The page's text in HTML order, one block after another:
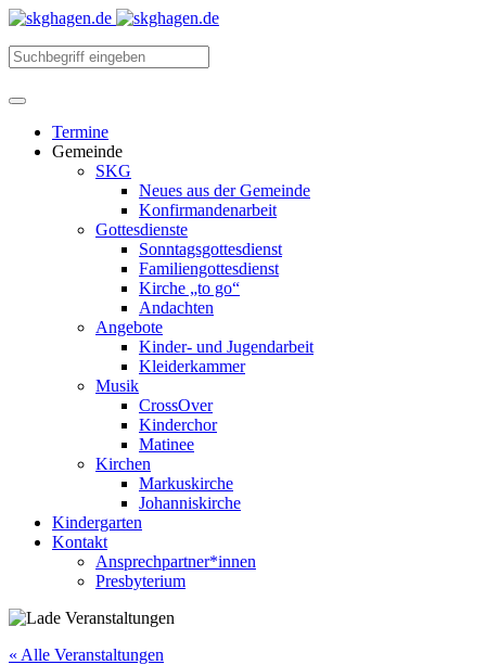
Termine
Gemeinde
SKG
Neues aus der Gemeinde
Konfirmandenarbeit
Gottesdienste
Sonntagsgottesdienst
Familiengottesdienst
Kirche „to go“
Andachten
Angebote
Kinder- und Jugendarbeit
Kleiderkammer
Musik
CrossOver
Kinderchor
Matinee
Kirchen
Markuskirche
Johanniskirche
Kindergarten
Kontakt
Ansprechpartner*innen
Presbyterium
« Alle Veranstaltungen